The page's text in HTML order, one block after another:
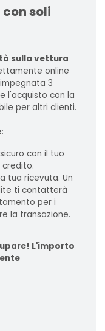
soli
sulla vettura
online
3
l'acquisto con la
per altri clienti.
con il tuo
credito.
tua ricevuta. Un
ti contatterà
per i
la transazione.
L'importo